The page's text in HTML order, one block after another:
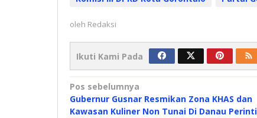
oleh Redaksi
Ikuti Kami Pada
Navigasi
pos
Pos sebelumnya
Gubernur Gusnar Resmikan Zona KHAS dan
Kawasan Kuliner Non Tunai Di Danau